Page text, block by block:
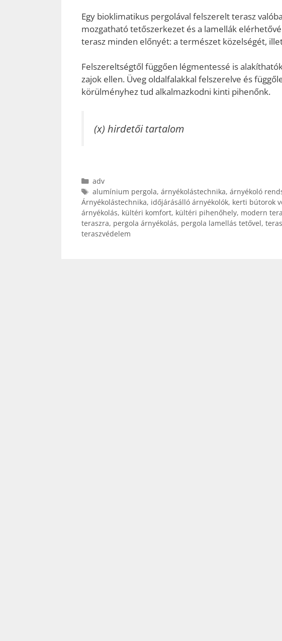
Egy bioklimatikus pergolával felszerelt terasz
mozgatható tetőszerkezet és a lamellák
terasz minden előnyét: a természet közelségét,
Felszereltségtől függően légmentessé is
zajok ellen. Üveg oldalfalakkal felszerelve és
körülményhez tud alkalmazkodni kinti pihenőnk.
(x) hirdetői tartalom
Kategória
adv
Címkék
alumínium pergola, árnyékolástechnika, árnyékoló
Árnyékolástechnika, időjárásálló árnyékolók, kerti bútorok
árnyékolás, kültéri komfort, kültéri pihenőhely, modern
teraszra, pergola árnyékolás, pergola lamellás tetővel,
teraszvédelem